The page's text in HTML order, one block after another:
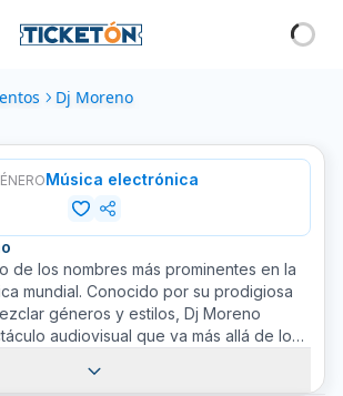
Dj Moreno
Música electrónica
de los nombres más prominentes en la
mundial. Conocido por su prodigiosa
géneros y estilos, Dj Moreno
audiovisual que va más allá de lo
como un visionario y pionero.